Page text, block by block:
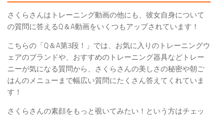
さくらさんはトレーニング動画の他にも、彼女自身について
の質問に答えるQ＆A動画をいくつもアップされています！
こちらの 「Q＆A第3段！」 では、 お気に入りのトレーニングウ
ェアのブランドや、おすすめのトレーニング器具などトレー
ニーが気になる質問から、さくらさんの美しさの秘密や朝ご
はんのメニューまで幅広い質問にたくさん答えてくれていま
す！
さくらさんの素顔をもっと覗いてみたい！という方はチェッ